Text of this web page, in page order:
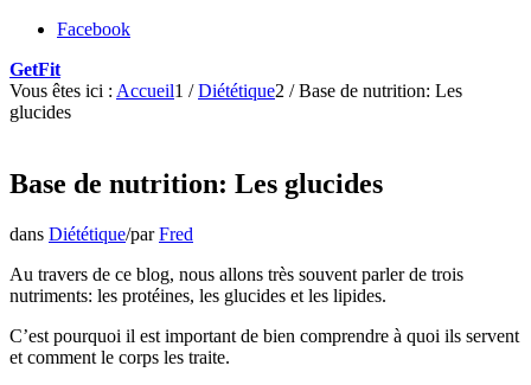
Facebook
GetFit
Vous êtes ici : Accueil1 / Diététique2 / Base de nutrition: Les
glucides
Base de nutrition: Les glucides
dans Diététique/parFred
Au travers de ce blog, nous allons très souvent parler de trois
nutriments: les protéines, les glucides et les lipides.
C’est pourquoi il est important de bien comprendre à quoi ils servent
et comment le corps les traite.